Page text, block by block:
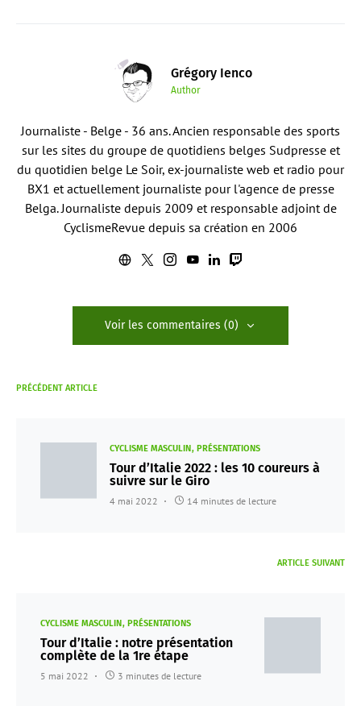
Grégory Ienco
Author
Journaliste - Belge - 36 ans. Ancien responsable des sports
sur les sites du groupe de quotidiens belges Sudpresse et
du quotidien belge Le Soir, ex-journaliste web et radio pour
BX1 et actuellement journaliste pour l'agence de presse
Belga. Journaliste depuis 2009 et responsable adjoint de
CyclismeRevue depuis sa création en 2006
Voir les commentaires (0)
PRÉCÉDENT ARTICLE
CYCLISME MASCULIN PRÉSENTATIONS
Tour d’Italie 2022 : les 10 coureurs à
suivre sur le Giro
4 mai 2022 14 minutes de lecture
ARTICLE SUIVANT
CYCLISME MASCULIN PRÉSENTATIONS
Tour d’Italie : notre présentation
complète de la 1re étape
5 mai 2022 3 minutes de lecture